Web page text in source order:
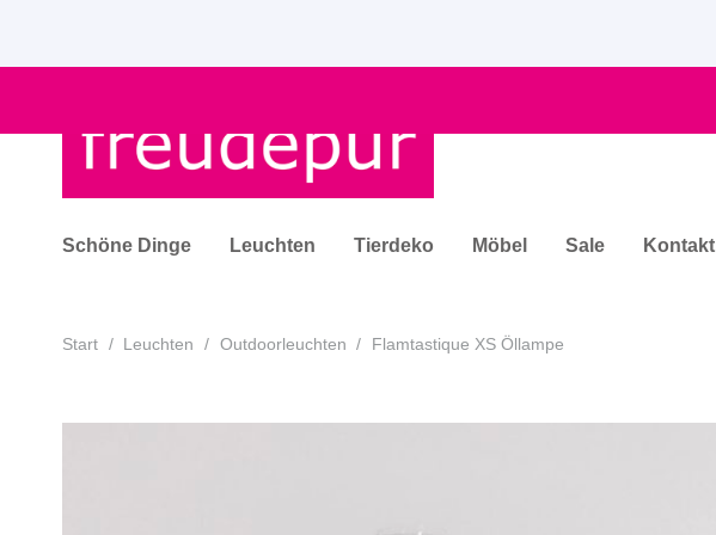
Schöne Dinge Leuchten Tierdeko Möbel Sale Kontakt
Start / Leuchten / Outdoorleuchten / Flamtastique XS Öllampe